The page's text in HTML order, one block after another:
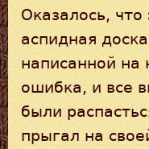
Оказалось,
аспидная
написанной на
ошибка, и все
были
прыгал на